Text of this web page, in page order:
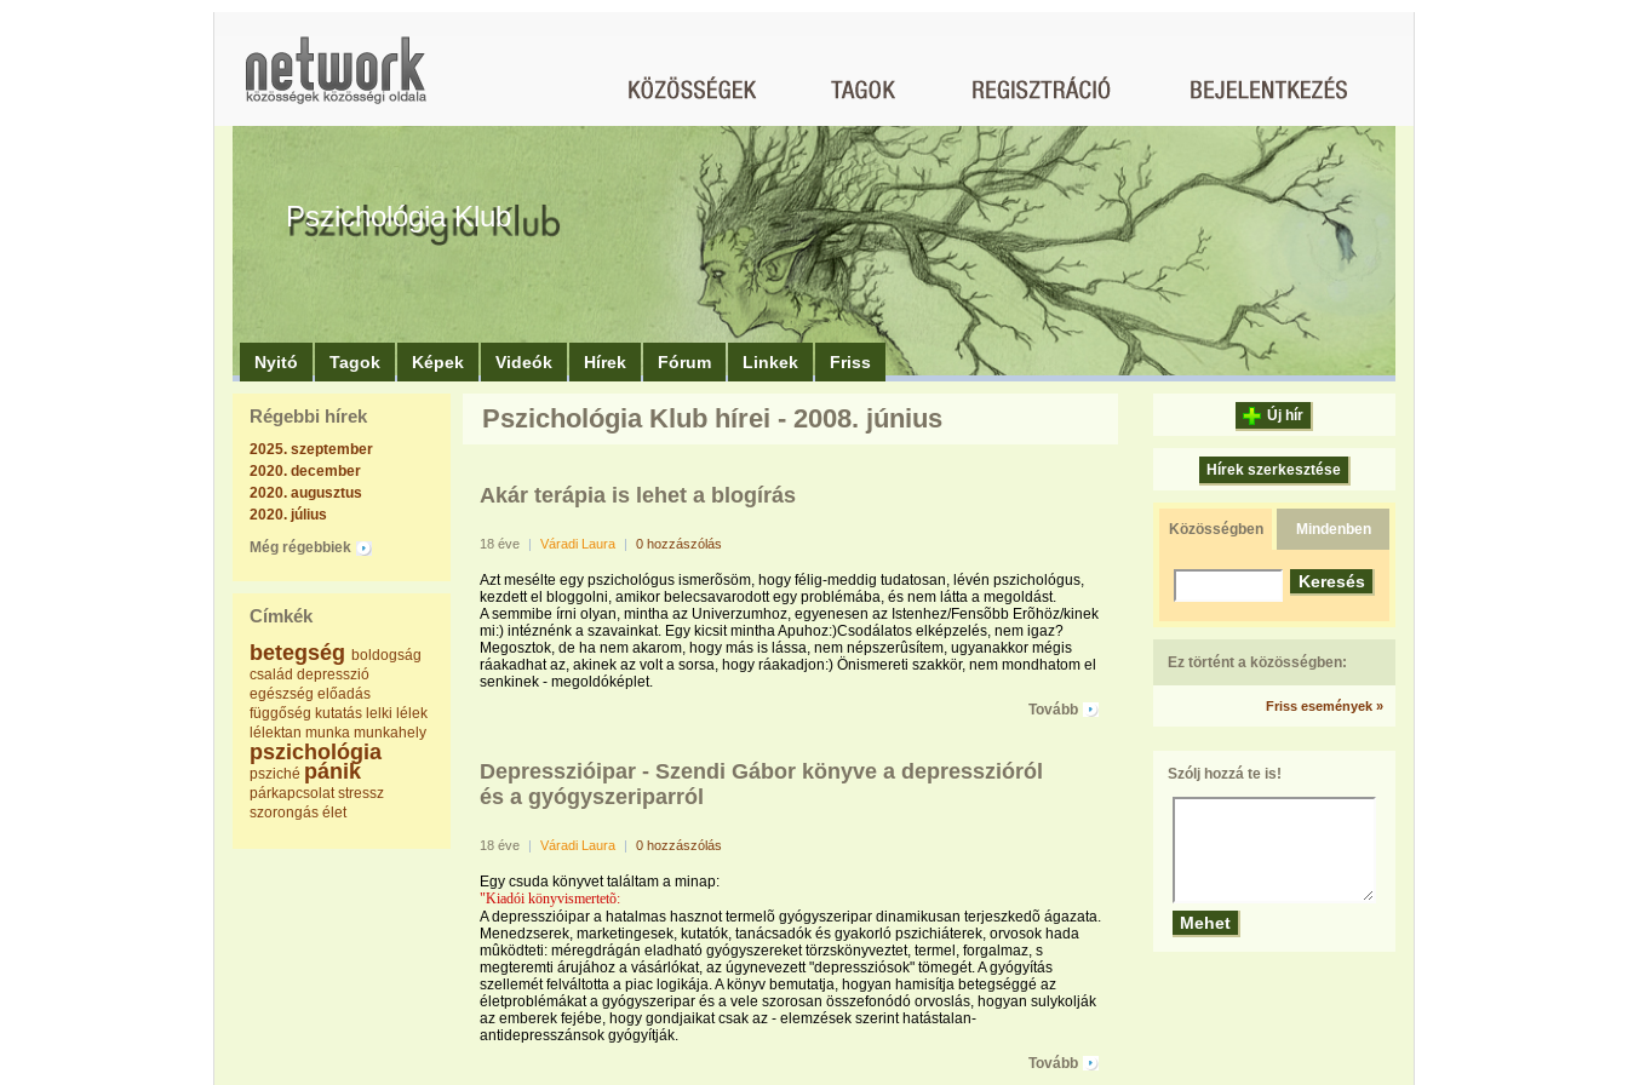
Pszichológia Klub
Nyitó Tagok Képek Videók Hírek Fórum Linkek Friss
Régebbi hírek
2025. szeptember
2020. december
2020. augusztus
2020. július
Még régebbiek
Címkék
betegség boldogság
család depresszió
egészség előadás
függőség kutatás lelki lélek
lélektan munka munkahely
pszichológia
psziché pánik
párkapcsolat stressz
szorongás élet
Pszichológia Klub hírei - 2008. június
Akár terápia is lehet a blogírás
18 éve | Váradi Laura | 0 hozzászólás
Azt mesélte egy pszichológus ismerõsöm, hogy félig-meddig tudatosan, lévén pszichológus,
kezdett el bloggolni, amikor belecsavarodott egy problémába, és nem látta a megoldást.
A semmibe írni olyan, mintha az Univerzumhoz, egyenesen az Istenhez/Fensõbb Erõhöz/kinek
mi:) intéznénk a szavainkat. Egy kicsit mintha Apuhoz:)Csodálatos elképzelés, nem igaz?
Megosztok, de ha nem akarom, hogy más is lássa, nem népszerûsítem, ugyanakkor mégis
ráakadhat az, akinek az volt a sorsa, hogy ráakadjon:) Önismereti szakkör, nem mondhatom el
senkinek - megoldóképlet.
Tovább
Depresszióipar - Szendi Gábor könyve a depresszióról
és a gyógyszeriparról
18 éve | Váradi Laura | 0 hozzászólás
Egy csuda könyvet találtam a minap:
"Kiadói könyvismertetõ:
A depresszióipar a hatalmas hasznot termelõ gyógyszeripar dinamikusan terjeszkedõ ágazata.
Menedzserek, marketingesek, kutatók, tanácsadók és gyakorló pszichiáterek, orvosok hada
mûködteti: méregdrágán eladható gyógyszereket törzskönyveztet, termel, forgalmaz, s
megteremti árujához a vásárlókat, az úgynevezett "depressziósok" tömegét. A gyógyítás
szellemét felváltotta a piac logikája. A könyv bemutatja, hogyan hamisítja betegséggé az
életproblémákat a gyógyszeripar és a vele szorosan összefonódó orvoslás, hogyan sulykolják
az emberek fejébe, hogy gondjaikat csak az - elemzések szerint hatástalan-
antidepresszánsok gyógyítják.
Tovább
Új hír
Hírek szerkesztése
Közösségben Mindenben
Ez történt a közösségben:
Friss események »
Szólj hozzá te is!